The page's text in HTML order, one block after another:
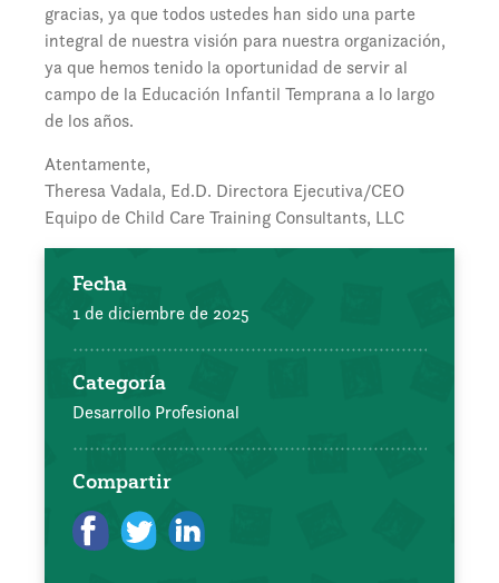
gracias, ya que todos ustedes han sido una parte
integral de nuestra visión para nuestra organización,
ya que hemos tenido la oportunidad de servir al
campo de la Educación Infantil Temprana a lo largo
de los años.
Atentamente,
Theresa Vadala, Ed.D. Directora Ejecutiva/CEO
Equipo de Child Care Training Consultants, LLC
Fecha
1 de diciembre de 2025
Categoría
Desarrollo Profesional
Compartir